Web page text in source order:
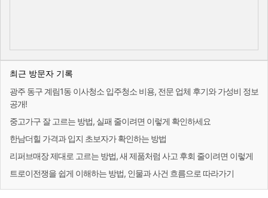
최근 방문자 기록
광주 동구 계림1동 이사청소 입주청소 비용, 전문 업체 후기와 가성비 정보
공개!
중고가구 잘 고르는 방법, 실패 줄이려면 이렇게 확인하세요
한남더힐 가격과 입지 초보자가 확인하는 방법
리퍼브매장 제대로 고르는 방법, 새 제품처럼 사고 후회 줄이려면 이렇게
트로이전쟁을 쉽게 이해하는 방법, 인물과 사건 흐름으로 따라가기